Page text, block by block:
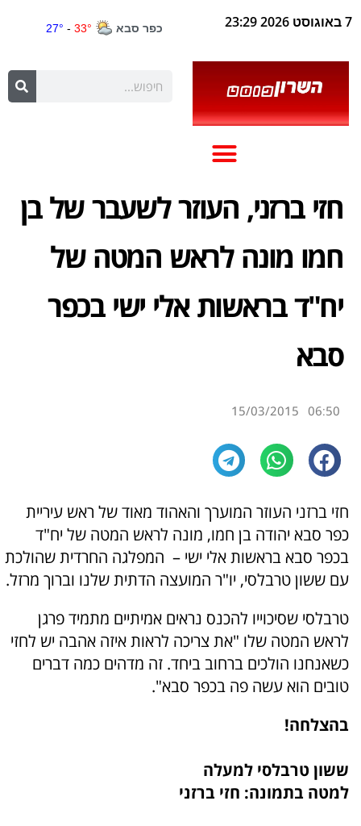
7 באוגוסט 2026 23:29
חזי ברזני, העוזר לשעבר של בן
חמו מונה לראש המטה של
יח"ד בראשות אלי ישי בכפר
סבא
06:50
15/03/2015
חזי ברזני העוזר המוערך והאהוד מאוד של ראש עיריית
כפר סבא יהודה בן חמו, מונה לראש המטה של יח"ד
בכפר סבא בראשות אלי ישי – המפלגה החרדית שהולכת
עם ששון טרבלסי, יו"ר המועצה הדתית שלנו וברוך מרזל.
טרבלסי שסיכוייו להכנס נראים אמיתיים מתמיד פרגן
לראש המטה שלו "את צריכה לראות איזה אהבה יש לחזי
כשאנחנו הולכים ברחוב ביחד. זה מדהים כמה דברים
טובים הוא עשה פה בכפר סבא".
בהצלחה!
ששון טרבלסי למעלה
למטה בתמונה: חזי ברזני